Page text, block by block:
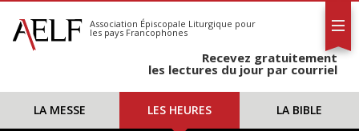
S'abonner
Calendrier
Association Épiscopale Liturgique pour
les pays Francophones
Recevez gratuitement
les lectures du jour par courriel
LA MESSE LES HEURES LA BIBLE